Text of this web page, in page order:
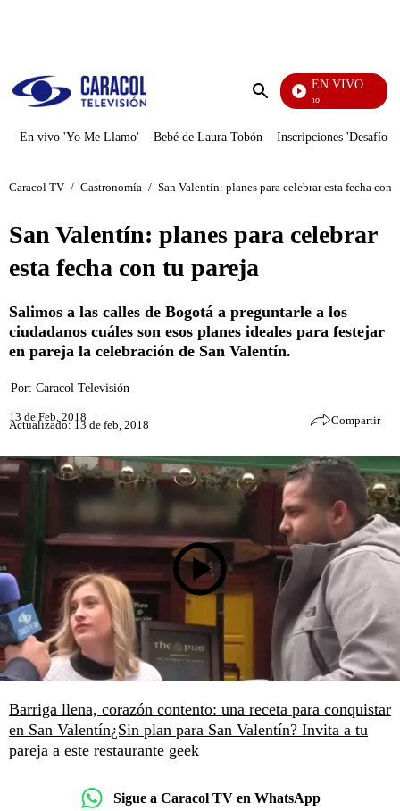
Enviar
EN VIVO
Yo Me Llamo
En vivo 'Yo Me Llamo' Bebé de Laura Tobón Inscripciones 'Desafío'
Caracol TV / Gastronomía / San Valentín: planes para celebrar esta fecha con
San Valentín: planes para celebrar
esta fecha con tu pareja
Salimos a las calles de Bogotá a preguntarle a los
ciudadanos cuáles son esos planes ideales para festejar
en pareja la celebración de San Valentín.
Por: Caracol Televisión
13 de Feb, 2018
Actualizado: 13 de feb, 2018 Compartir
Barriga llena, corazón contento: una receta para conquistar
en San Valentín¿Sin plan para San Valentín? Invita a tu
pareja a este restaurante geek
Sigue a Caracol TV en WhatsApp